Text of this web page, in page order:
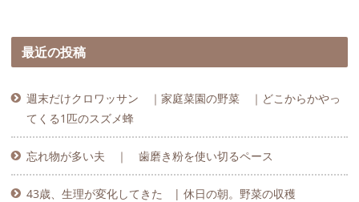
最近の投稿
週末だけクロワッサン ｜家庭菜園の野菜 ｜どこからかやっ
てくる1匹のスズメ蜂
忘れ物が多い夫 ｜ 歯磨き粉を使い切るペース
43歳、生理が変化してきた | 休日の朝。野菜の収穫